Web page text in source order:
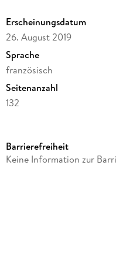
Erscheinungsdatum
26. August 2019
Sprache
französisch
Seitenanzahl
132
Autor/Autorin
Barrierefreiheit
Keine Information zur